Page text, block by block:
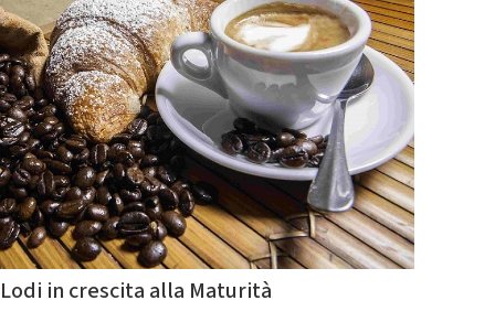
Lodi in crescita alla Maturità